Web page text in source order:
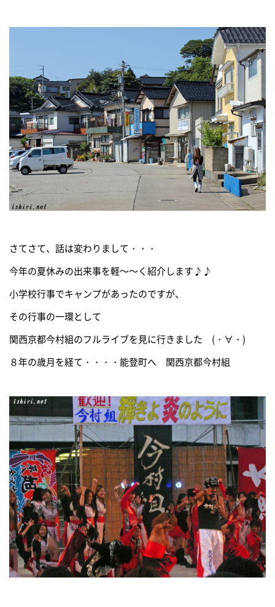
さてさて、話は変わりまして・・・
今年の夏休みの出来事を軽～～く紹介します♪♪
小学校行事でキャンプがあったのですが、
その行事の一環として
関西京都今村組のフルライブを見に行きました (・∀・)
８年の歳月を経て・・・・能登町へ 関西京都今村組